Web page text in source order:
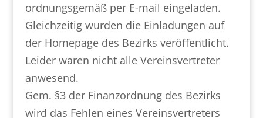
ordnungsgemäß per E-mail eingeladen.
Gleichzeitig wurden die Einladungen auf
der Homepage des Bezirks veröffentlicht.
Leider waren nicht alle Vereinsvertreter
anwesend.
Gem. §3 der Finanzordnung des Bezirks
wird das Fehlen eines Vereinsvertreters